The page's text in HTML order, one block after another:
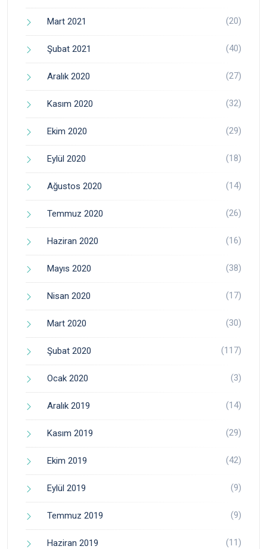
Mart 2021 (20)
Şubat 2021 (40)
Aralık 2020 (27)
Kasım 2020 (32)
Ekim 2020 (29)
Eylül 2020 (18)
Ağustos 2020 (14)
Temmuz 2020 (26)
Haziran 2020 (16)
Mayıs 2020 (38)
Nisan 2020 (17)
Mart 2020 (30)
Şubat 2020 (117)
Ocak 2020 (3)
Aralık 2019 (14)
Kasım 2019 (29)
Ekim 2019 (42)
Eylül 2019 (9)
Temmuz 2019 (9)
Haziran 2019 (11)